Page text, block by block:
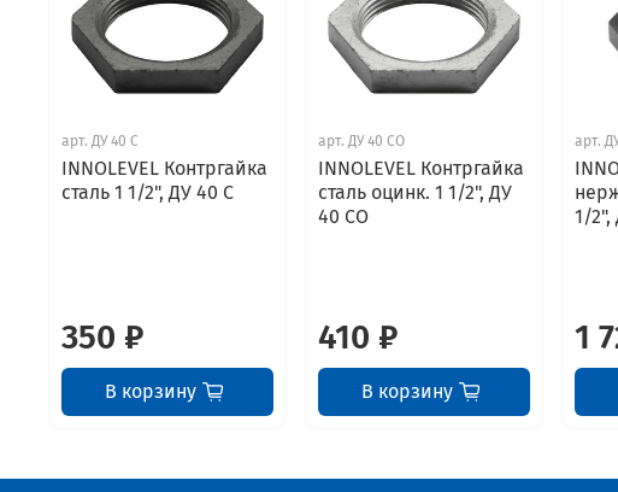
арт. ДУ 40 С
INNOLEVEL Контргайка
сталь 1 1/2", ДУ 40 С
350 ₽
В корзину
арт.ДУ 40 СО
INNOLEVEL Контргайка
сталь оцинк. 1 1/2", ДУ
40 СО
410 ₽
В корзину
арт.
1/2",
1